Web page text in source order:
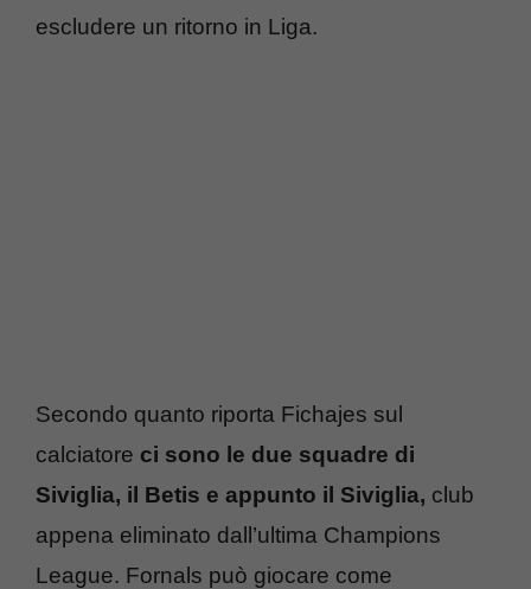
escludere un ritorno in Liga.
Secondo quanto riporta Fichajes sul
calciatore ci sono le due squadre di
Siviglia, il Betis e appunto il Siviglia, club
appena eliminato dall’ultima Champions
League. Fornals può giocare come